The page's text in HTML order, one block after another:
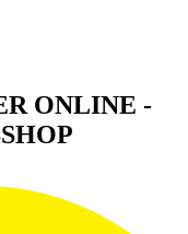
ONLINE -